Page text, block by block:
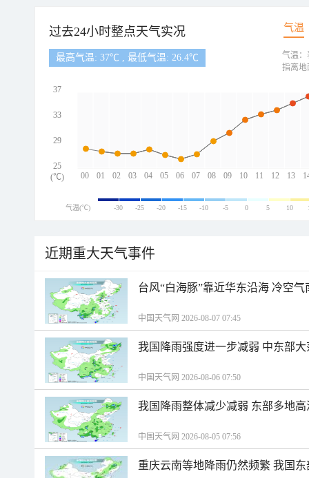
过去24小时整点天气实况 气温
最高气温: 37℃ , 最低气温: 26.4℃
00 01 02 03 04 05 06 07 08 09 10 11 12 13
37
33
29
25
(℃)
气温：
指离地
气温(℃) -30 -25 -20 -15 -10 -5 0 5 10
近期重大天气事件
台风“白海豚”靠近华东沿海 冷空
中国天气网 2026-08-07 07:45
我国降雨强度进一步减弱 中东部
中国天气网 2026-08-06 07:50
我国降雨整体减少减弱 东部多地
中国天气网 2026-08-05 07:56
重庆云南等地降雨仍然频繁 我国